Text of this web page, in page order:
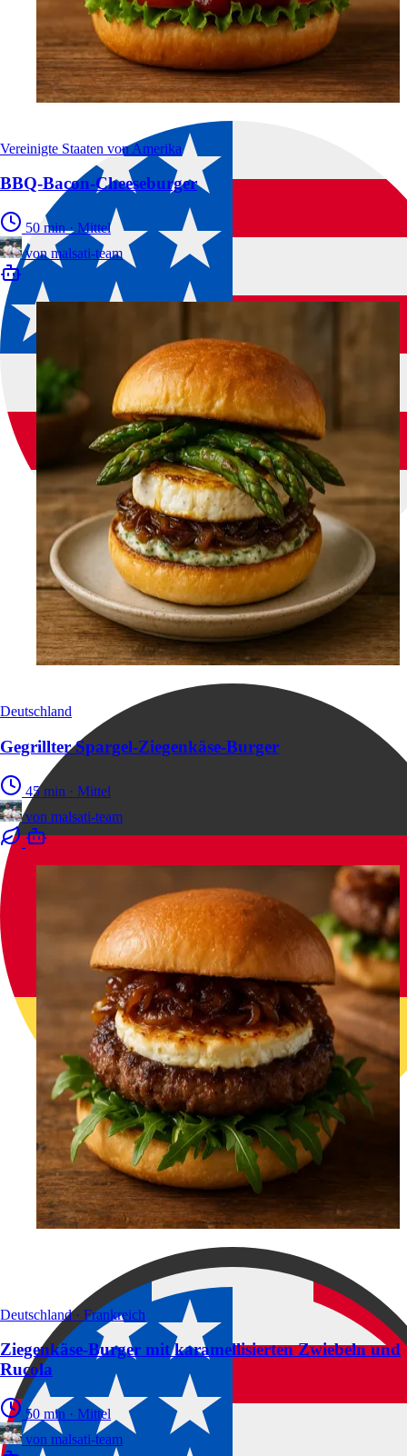
Vereinigte Staaten von Amerika
BBQ-Bacon-Cheeseburger
50 min · Mittel
von malsati-team
Deutschland
Gegrillter Spargel-Ziegenkäse-Burger
45 min · Mittel
von malsati-team
Deutschland · Frankreich
Ziegenkäse-Burger mit karamellisierten Zwiebeln und
Rucola
50 min · Mittel
von malsati-team